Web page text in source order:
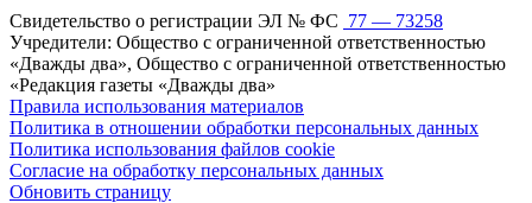
Свидетельство о регистрации ЭЛ № ФС 77 — 73258
Учредители: Общество с ограниченной ответственностью
«Дважды два», Общество с ограниченной ответственностью
«Редакция газеты «Дважды два»
Правила использования материалов
Политика в отношении обработки персональных данных
Политика использования файлов cookie
Согласие на обработку персональных данных
Обновить страницу